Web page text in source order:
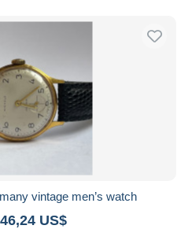
vintage men’s watch
US$